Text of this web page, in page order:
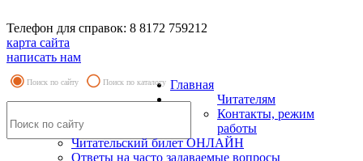
Телефон для справок: 8 8172 759212
карта сайта
написать нам
Поиск по сайту Поиск по каталогу Главная
Читателям
Контакты, режим
работы
Читательский билет ОНЛАЙН
Ответы на часто задаваемые вопросы